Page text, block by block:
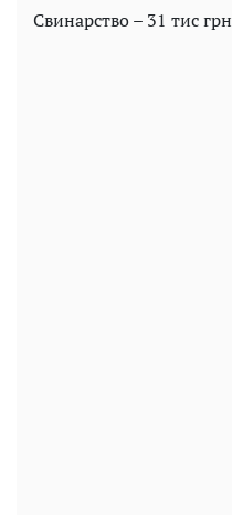
Свинарство – 31 тис грн